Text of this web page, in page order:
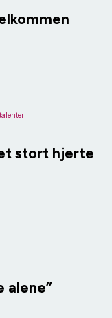
stort hjerte
alene”